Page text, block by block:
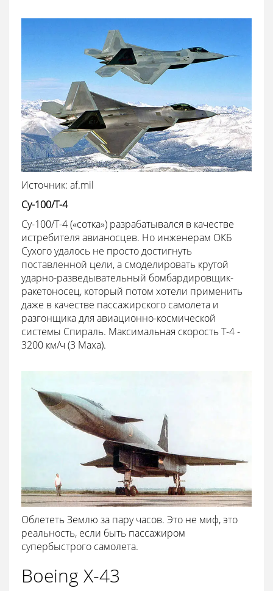
Источник: af.mil
Су-100/Т-4
Су-100/Т-4 («сотка») разрабатывался в качестве
истребителя авианосцев. Но инженерам ОКБ
Сухого удалось не просто достигнуть
поставленной цели, а смоделировать крутой
ударно-разведывательный бомбардировщик-
ракетоносец, который потом хотели применить
даже в качестве пассажирского самолета и
разгонщика для авиационно-космической
системы Спираль. Максимальная скорость Т-4 -
3200 км/ч (3 Маха).
Облететь Землю за пару часов. Это не миф, это
реальность, если быть пассажиром
супербыстрого самолета.
Boeing X-43